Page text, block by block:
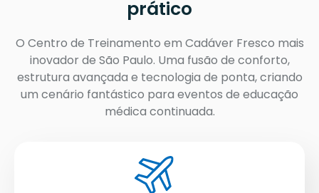
prático
O Centro de Treinamento em Cadáver Fresco mais
inovador de São Paulo. Uma fusão de conforto,
estrutura avançada e tecnologia de ponta, criando
um cenário fantástico para eventos de educação
médica continuada.